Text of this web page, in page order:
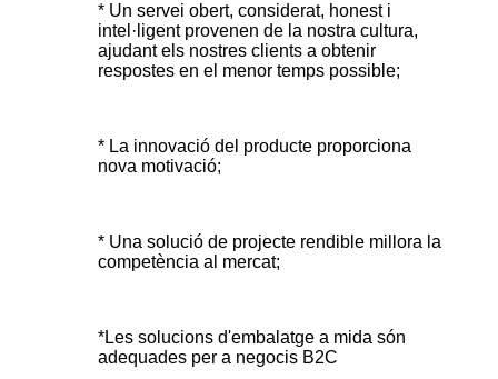
* Un servei obert, considerat, honest i
intel·ligent provenen de la nostra cultura,
ajudant els nostres clients a obtenir
respostes en el menor temps possible;
* La innovació del producte proporciona
nova motivació;
* Una solució de projecte rendible millora la
competència al mercat;
*Les solucions d'embalatge a mida són
adequades per a negocis B2C